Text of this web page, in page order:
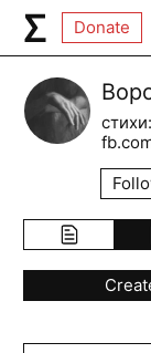
Donate